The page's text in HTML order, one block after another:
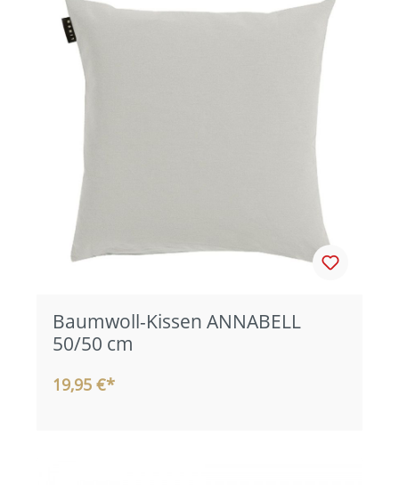
Baumwoll-Kissen ANNABELL
50/50 cm
19,95 €*